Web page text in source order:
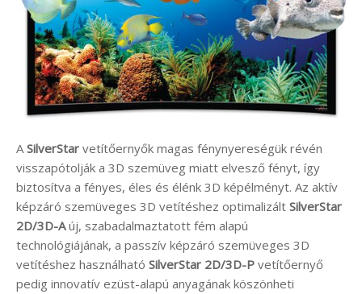
ASilverStar vetítőernyők magas fénynyereségük révén
visszapótolják a 3D szemüveg miatt elvesző fényt, így
biztosítva a fényes, éles és élénk 3D képélményt. Az aktív
képzáró szemüveges 3D vetítéshez optimalizált SilverStar
2D/3D-Aúj, szabadalmaztatott fém alapú
technológiájának, a passzív képzáró szemüveges 3D
vetítéshez használható SilverStar 2D/3D-P vetítőernyő
pedig innovatív ezüst-alapú anyagának köszönheti